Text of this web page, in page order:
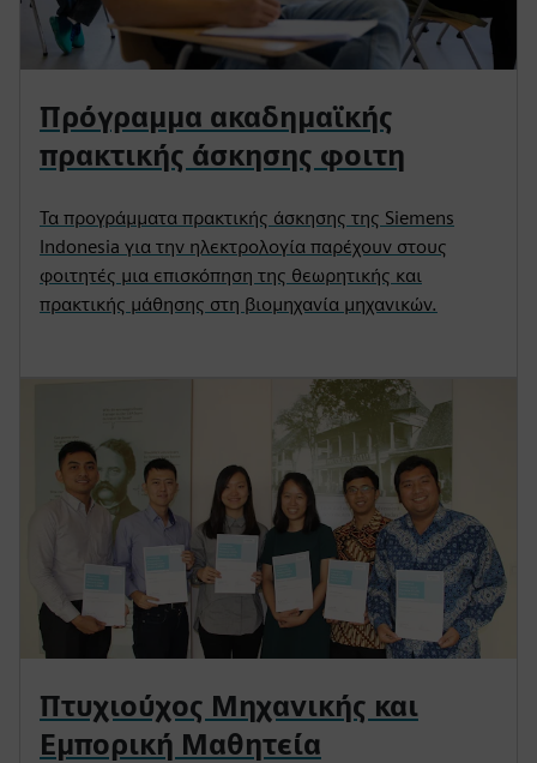
Πρόγραμμα ακαδημαϊκής
πρακτικής άσκησης φοιτη
Τα προγράμματα πρακτικής άσκησης της Siemens
Indonesia για την ηλεκτρολογία παρέχουν στους
φοιτητές μια επισκόπηση της θεωρητικής και
πρακτικής μάθησης στη βιομηχανία μηχανικών.
Πτυχιούχος Μηχανικής και
Εμπορική Μαθητεία